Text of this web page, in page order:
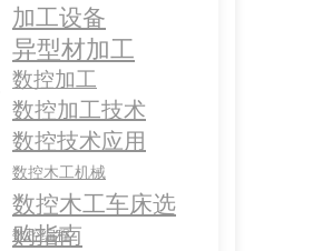
加工设备
异型材加工
数控加工
数控加工技术
数控技术应用
数控木工机械
数控木工车床选
购指南
数控编程